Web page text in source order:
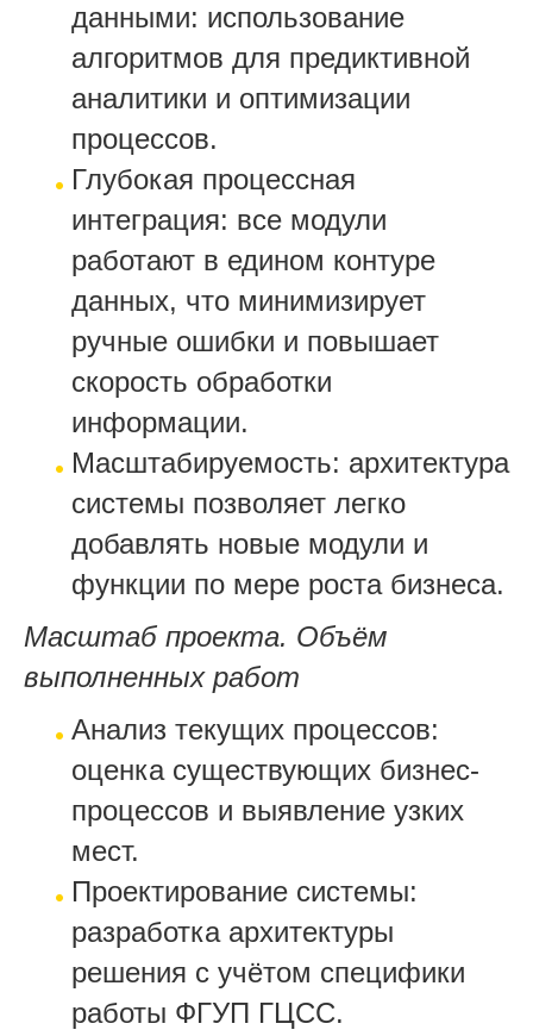
данными: использование
алгоритмов для предиктивной
аналитики и оптимизации
процессов.
Глубокая процессная
интеграция: все модули
работают в едином контуре
данных, что минимизирует
ручные ошибки и повышает
скорость обработки
информации.
Масштабируемость: архитектура
системы позволяет легко
добавлять новые модули и
функции по мере роста бизнеса.
Масштаб проекта. Объём
выполненных работ
Анализ текущих процессов:
оценка существующих бизнес-
процессов и выявление узких
мест.
Проектирование системы:
разработка архитектуры
решения с учётом специфики
работы ФГУП ГЦСС.